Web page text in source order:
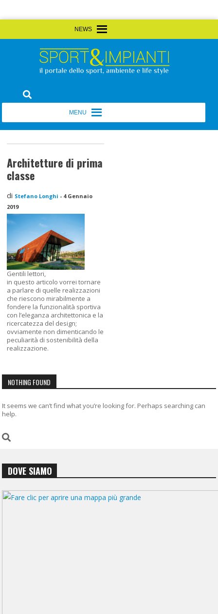
to
Sport&Impianti
Architetture di prima
classe
di Stefano Longhi - 4 Gennaio
2019
Gentili lettori,
in questo articolo vorrei tornare
a parlare di quelle realizzazioni
che riescono mirabilmente a
fondere la funzionalità sportiva
con l’eleganza architettonica e la
ricercatezza del design;
ovviamente non dimenticando le
peculiarità di sostenibilità della
realizzazione.
NOTHING FOUND
It seems we can’t find what you’re looking for. Perhaps searching can
help.
DOVE SIAMO